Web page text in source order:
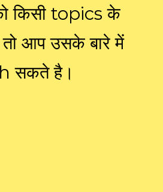
किसी topics के
आप उसके बारे में
सकते है।